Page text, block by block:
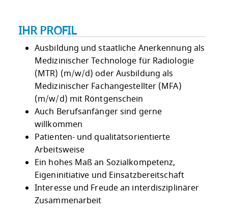
IHR PROFIL
Ausbildung und staatliche Anerkennung als
Medizinischer Technologe für Radiologie
(MTR) (m/w/d) oder Ausbildung als
Medizinischer Fachangestellter (MFA)
(m/w/d) mit Röntgenschein
Auch Berufsanfänger sind gerne
willkommen
Patienten- und qualitätsorientierte
Arbeitsweise
Ein hohes Maß an Sozialkompetenz,
Eigeninitiative und Einsatzbereitschaft
Interesse und Freude an interdisziplinärer
Zusammenarbeit